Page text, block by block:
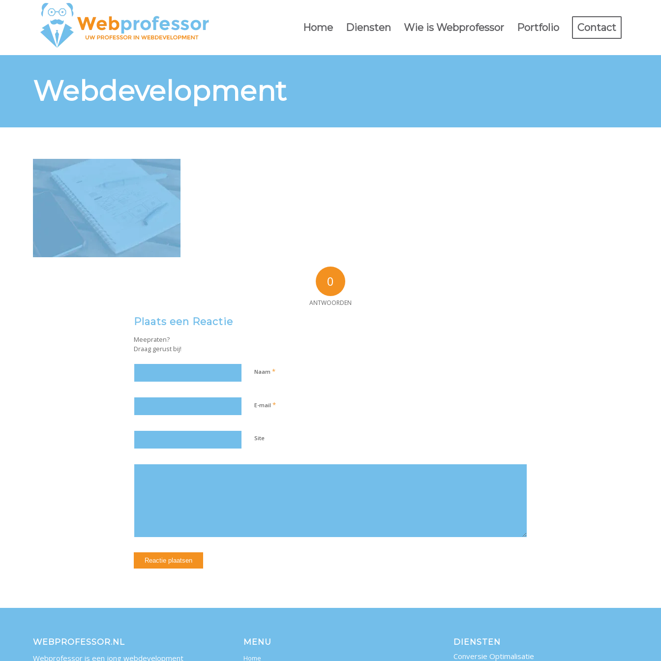
Home Diensten Wie is Webprofessor Portfolio Contact
Webdevelopment
0
ANTWOORDEN
Plaats een Reactie
Meepraten?
Draag gerust bij!
Naam *
E-mail *
Site
WEBPROFESSOR.NL
Webprofessor is een jong webdevelopment
MENU
Home
DIENSTEN
Conversie Optimalisatie